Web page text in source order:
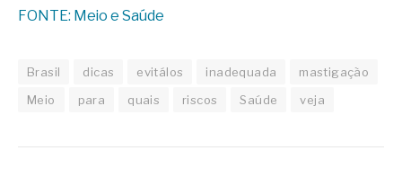
FONTE: Meio e Saúde
Brasil dicas evitálos inadequada
mastigação
Meio
para quais riscos Saúde veja